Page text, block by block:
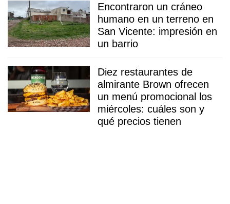
Encontraron un cráneo
humano en un terreno en
San Vicente: impresión en
un barrio
Diez restaurantes de
almirante Brown ofrecen
un menú promocional los
miércoles: cuáles son y
qué precios tienen